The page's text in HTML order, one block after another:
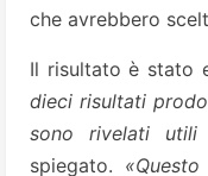
che avrebbero
Il risultato è stato
dieci risultati
sono rivelati utili
spiegato.